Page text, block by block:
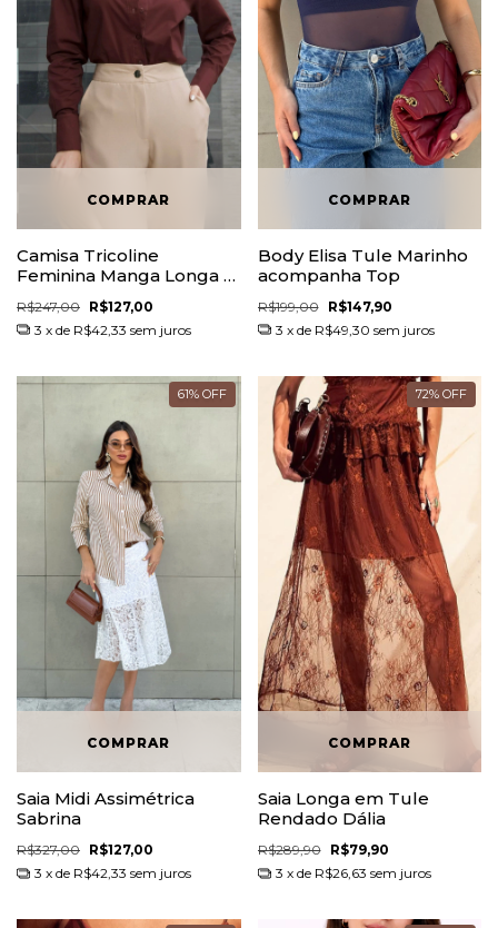
Camisa Tricoline
Feminina Manga Longa -
R$247,00 R$127,00
3 x de R$42,33 sem juros
Body Elisa Tule Marinho
acompanha Top
R$199,00
R$147,90
3 x de R$49,30 sem juros
61% OFF
Saia Midi Assimétrica
Sabrina
R$327,00 R$127,00
3 x de R$42,33 sem juros
72% OFF
Saia Longa em Tule
Rendado Dália
R$289,90
R$79,90
3 x de R$26,63 sem juros